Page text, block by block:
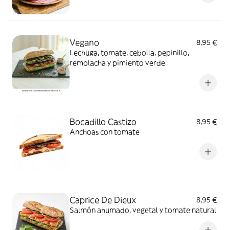
Vegano
8,95 €
Lechuga, tomate, cebolla, pepinillo,
remolacha y pimiento verde
Bocadillo Castizo
8,95 €
Anchoas con tomate
Caprice De Dieux
8,95 €
Salmón ahumado, vegetal y tomate natural